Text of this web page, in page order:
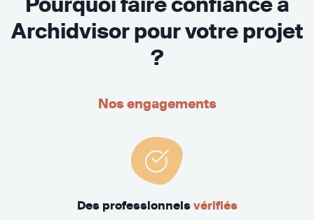
Archidvisor pour votre projet
?
Nos engagements
Des professionnels vérifiés